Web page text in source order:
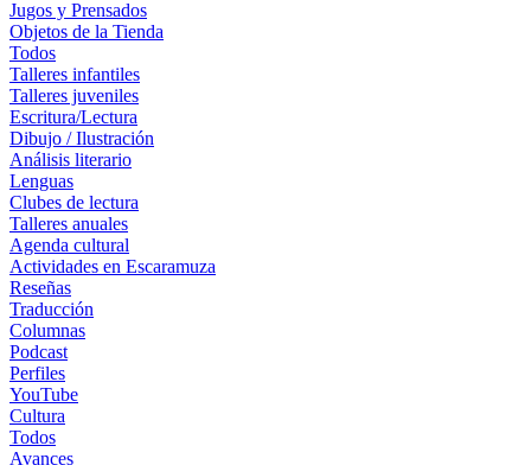
Jugos y Prensados
Objetos de la Tienda
Todos
Talleres infantiles
Talleres juveniles
Escritura/Lectura
Dibujo / Ilustración
Análisis literario
Lenguas
Clubes de lectura
Talleres anuales
Agenda cultural
Actividades en Escaramuza
Reseñas
Traducción
Columnas
Podcast
Perfiles
YouTube
Cultura
Todos
Avances